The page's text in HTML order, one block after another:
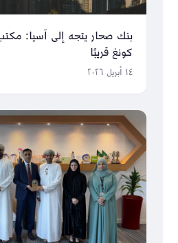
بنك صحار يتجه إلى آسيا:
كونغ قريبًا
١٤ أبريل ٢٠٢٦